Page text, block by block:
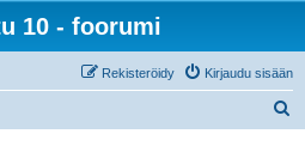
10 - foorumi
Kirjaudu sisään
Rekisteröidy